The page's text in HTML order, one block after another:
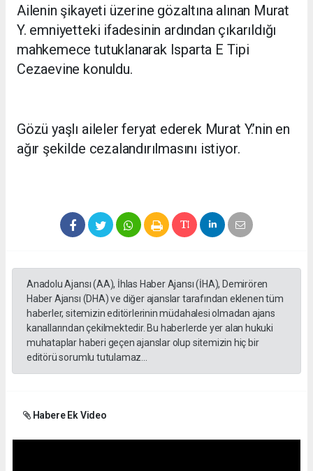
Ailenin şikayeti üzerine gözaltına alınan Murat
Y. emniyetteki ifadesinin ardından çıkarıldığı
mahkemece tutuklanarak Isparta E Tipi
Cezaevine konuldu.
Gözü yaşlı aileler feryat ederek Murat Y.’nin en
ağır şekilde cezalandırılmasını istiyor.
Anadolu Ajansı (AA), İhlas Haber Ajansı (İHA), Demirören
Haber Ajansı (DHA) ve diğer ajanslar tarafından eklenen tüm
haberler, sitemizin editörlerinin müdahalesi olmadan ajans
kanallarından çekilmektedir. Bu haberlerde yer alan hukuki
muhataplar haberi geçen ajanslar olup sitemizin hiç bir
editörü sorumlu tutulamaz...
Habere Ek Video